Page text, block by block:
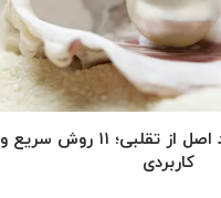
تشخیص مروارید اصل از تقلبی؛ ۱۱ روش سریع و
کاربردی